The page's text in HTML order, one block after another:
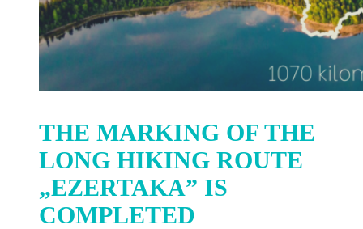
THE MARKING OF THE
LONG HIKING ROUTE
„EZERTAKA” IS
COMPLETED